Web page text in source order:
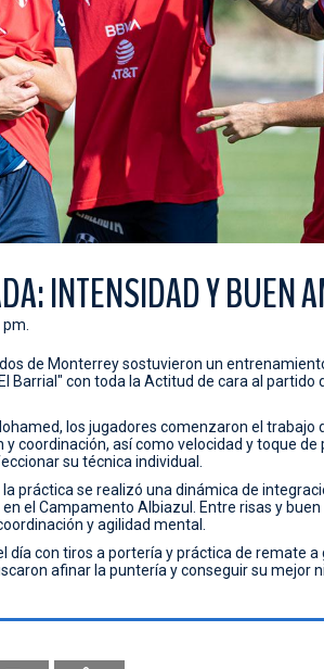
INTENSIDAD Y BUEN
de Monterrey sostuvieron un
Barrial" con toda la Actitud de cara al partido
los jugadores comenzaron el trabajo
y coordinación, así como velocidad y toque de
su técnica individual.
práctica se realizó una dinámica de
el Campamento Albiazul. Entre risas y
y agilidad mental.
día con tiros a portería y práctica de remate a
afinar la puntería y conseguir su mejor